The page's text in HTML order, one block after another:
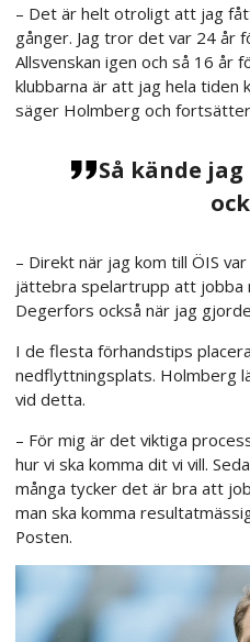
– Det är helt otroligt att jag
gånger. Jag tror det var 24 år
Allsvenskan igen och så 16 år
klubbarna är att jag hela tiden
säger Holmberg och
Så kände
– Direkt när jag kom till ÖIS
jättebra spelartrupp att jobba
Degerfors också när jag
I de flesta förhandstips
nedflyttningsplats. Holmberg
vid detta.
– För mig är det viktiga
hur vi ska komma dit vi vill.
många tycker det är bra att
man ska komma
Posten.